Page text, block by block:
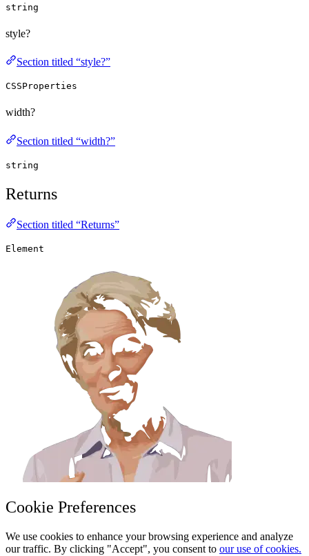
string
style?
Section titled “style?”
CSSProperties
width?
Section titled “width?”
string
Returns
Section titled “Returns”
Element
Cookie Preferences
We use cookies to enhance your browsing experience and analyze
our traffic. By clicking "Accept", you consent to our use of cookies.